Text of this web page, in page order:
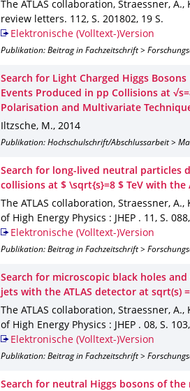
The ATLAS collaboration, Straessner, A.,
review letters. 112, S. 201802, 19 S.
Elektronische (Volltext-)Version
Publikation: Beitrag in Fachzeitschrift >
Search for Light Charged Higgs
Events Produced in pp Collisions at
Polarisation and Multivariate
Iltzsche, M., 2014
Publikation: Hochschulschrift/Abschlussarbeit >
Search for long-lived neutral
collisions at $ \sqrt{s}=8 $ TeV with the
The ATLAS collaboration, Straessner, A.,
of High Energy Physics : JHEP . 11 , S. 088,
Elektronische (Volltext-)Version
Publikation: Beitrag in Fachzeitschrift >
Search for microscopic black holes
jets with the ATLAS detector at sqrt(s) =
The ATLAS collaboration, Straessner, A.,
of High Energy Physics : JHEP . 08, S. 103,
Elektronische (Volltext-)Version
Publikation: Beitrag in Fachzeitschrift >
Search for neutral Higgs bosons of